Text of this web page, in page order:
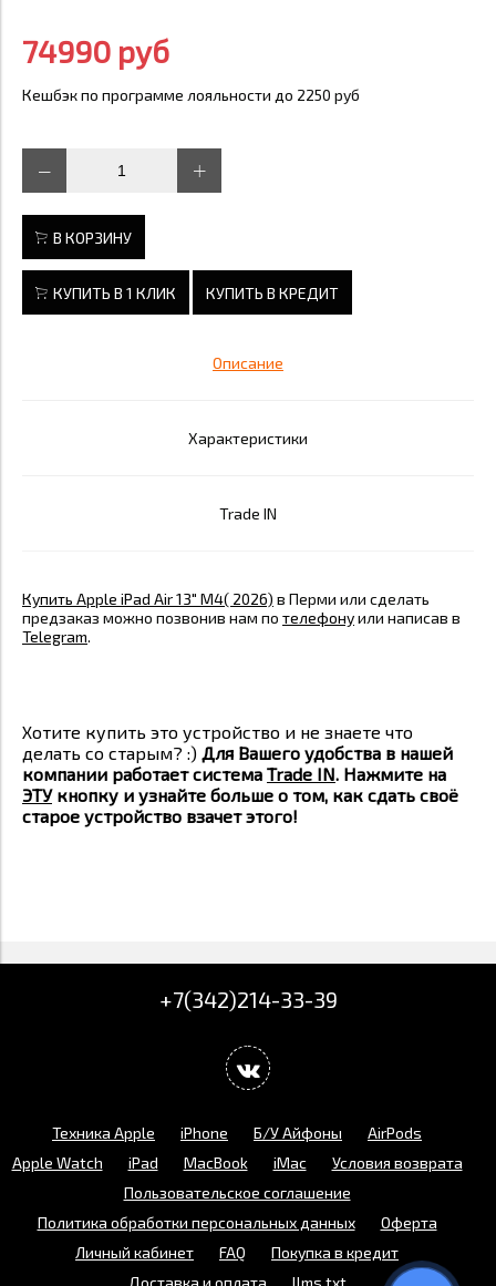
74990 руб
Кешбэк по программе лояльности до 2250 руб
В КОРЗИНУ
КУПИТЬ В 1 КЛИК КУПИТЬ В КРЕДИТ
Описание
Характеристики
Trade IN
Купить Apple iPad Air 13" M4( 2026) в Перми или сделать
предзаказ можно позвонив нам по телефонуили написав в
Telegram.
Хотите купить это устройство и не знаете что
делать со старым? :) Для Вашего удобства в нашей
компании работает система Trade IN. Нажмите на
ЭТУкнопку и узнайте больше о том, как сдать своё
старое устройство взачет этого!
+7(342)214-33-39
Техника Apple iPhone Б/У Айфоны
AirPods
Apple Watch
iPad MacBook iMac
Условия возврата
Пользовательское соглашение
Политика обработки персональных данных
Оферта
Личный кабинет
FAQ
Покупка в кредит
Доставка и оплата
llms.txt